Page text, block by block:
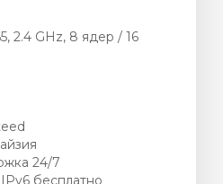
2.4 GHz, 8 ядер / 16
24/7
бесплатно